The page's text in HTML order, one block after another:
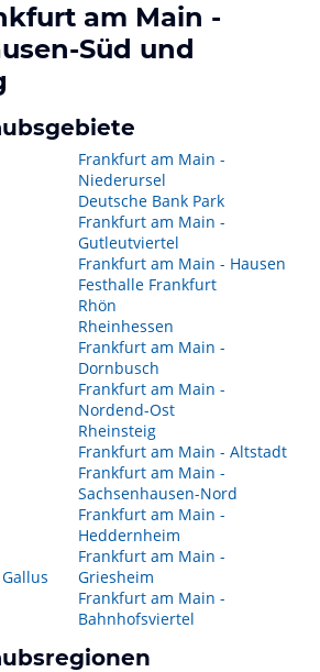
am Main -
Süd und
Frankfurt am Main -
Niederursel
Deutsche Bank Park
Frankfurt am Main -
Gutleutviertel
Frankfurt am Main - Hausen
Festhalle Frankfurt
Rhön
Rheinhessen
Frankfurt am Main -
Dornbusch
Frankfurt am Main -
Nordend-Ost
Rheinsteig
Frankfurt am Main - Altstadt
Frankfurt am Main -
Sachsenhausen-Nord
Frankfurt am Main -
Heddernheim
Frankfurt am Main -
Griesheim
Frankfurt am Main -
Bahnhofsviertel